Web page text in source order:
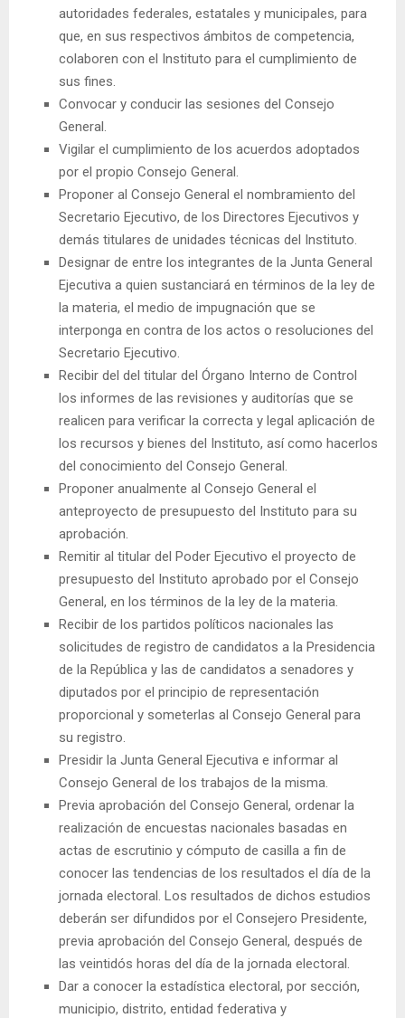
autoridades federales, estatales y municipales, para
que, en sus respectivos ámbitos de competencia,
colaboren con el Instituto para el cumplimiento de
sus fines.
Convocar y conducir las sesiones del Consejo
General.
Vigilar el cumplimiento de los acuerdos adoptados
por el propio Consejo General.
Proponer al Consejo General el nombramiento del
Secretario Ejecutivo, de los Directores Ejecutivos y
demás titulares de unidades técnicas del Instituto.
Designar de entre los integrantes de la Junta General
Ejecutiva a quien sustanciará en términos de la ley de
la materia, el medio de impugnación que se
interponga en contra de los actos o resoluciones del
Secretario Ejecutivo.
Recibir del del titular del Órgano Interno de Control
los informes de las revisiones y auditorías que se
realicen para verificar la correcta y legal aplicación de
los recursos y bienes del Instituto, así como hacerlos
del conocimiento del Consejo General.
Proponer anualmente al Consejo General el
anteproyecto de presupuesto del Instituto para su
aprobación.
Remitir al titular del Poder Ejecutivo el proyecto de
presupuesto del Instituto aprobado por el Consejo
General, en los términos de la ley de la materia.
Recibir de los partidos políticos nacionales las
solicitudes de registro de candidatos a la Presidencia
de la República y las de candidatos a senadores y
diputados por el principio de representación
proporcional y someterlas al Consejo General para
su registro.
Presidir la Junta General Ejecutiva e informar al
Consejo General de los trabajos de la misma.
Previa aprobación del Consejo General, ordenar la
realización de encuestas nacionales basadas en
actas de escrutinio y cómputo de casilla a fin de
conocer las tendencias de los resultados el día de la
jornada electoral. Los resultados de dichos estudios
deberán ser difundidos por el Consejero Presidente,
previa aprobación del Consejo General, después de
las veintidós horas del día de la jornada electoral.
Dar a conocer la estadística electoral, por sección,
municipio, distrito, entidad federativa y